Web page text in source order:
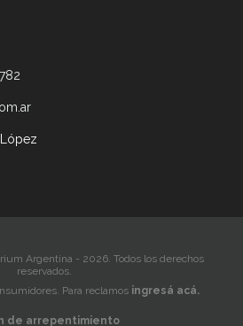
Argentina - 2026. Todos los derechos
reservados.
Para reclamos ingresá acá.
de arrepentimiento